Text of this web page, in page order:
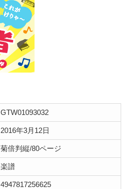
GTW01093032
2016年3月12日
菊倍判縦/80ページ
楽譜
4947817256625